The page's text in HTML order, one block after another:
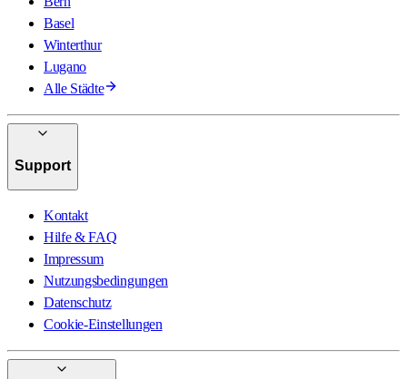
Basel
Winterthur
Lugano
Alle Städte
Support
Kontakt
Hilfe & FAQ
Impressum
Nutzungsbedingungen
Datenschutz
Cookie-Einstellungen